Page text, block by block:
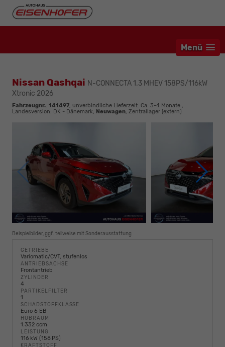
Menü
Nissan Qashqai N-CONNECTA 1.3 MHEV 158PS/116kW
Xtronic 2026
Fahrzeugnr.: 141497, unverbindliche Lieferzeit: Ca. 3-4 Monate ,
Landesversion: DK - Dänemark, Neuwagen, Zentrallager (extern)
Beispielbilder, ggf. teilweise mit Sonderausstattung
GETRIEBE
Variomatic/CVT, stufenlos
ANTRIEBSACHSE
Frontantrieb
ZYLINDER
4
PARTIKELFILTER
1
SCHADSTOFFKLASSE
Euro 6 EB
HUBRAUM
1.332 ccm
LEISTUNG
116 kW (158 PS)
KRAFTSTOFF